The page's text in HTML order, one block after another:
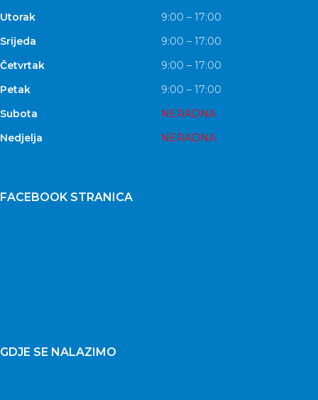
Utorak
9:00 – 17:00
Srijeda
9:00 – 17:00
Četvrtak
9:00 – 17:00
Petak
9:00 – 17:00
Subota
NERADNA
Nedjelja
NERADNA
FACEBOOK STRANICA
GDJE SE NALAZIMO